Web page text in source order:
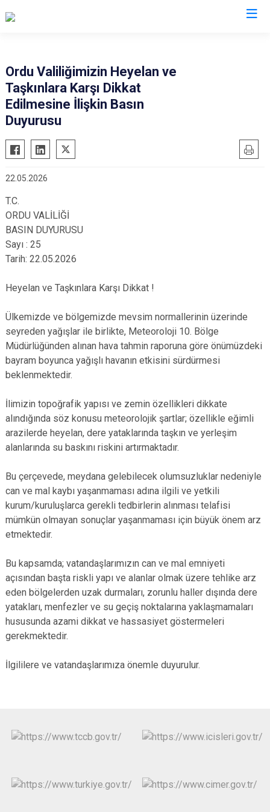
Akkuş
Aybastı
Çatalpınar
Gölköy
Gülyalı
Gürgentepe
İkizce
Kabadüz
Ordu Valiliğimizin Heyelan ve
Taşkınlara Karşı Dikkat
Edilmesine İlişkin Basın
Duyurusu
22.05.2026
T.C.
ORDU VALİLİĞİ
BASIN DUYURUSU
Sayı : 25
Tarih: 22.05.2026
Heyelan ve Taşkınlara Karşı Dikkat !
Ülkemizde ve bölgemizde mevsim normallerinin üzerinde
seyreden yağışlar ile birlikte, Meteoroloji 10. Bölge
Müdürlüğünden alınan hava tahmin raporuna göre önümüzdeki
bayram boyunca yağışlı havanın etkisini sürdürmesi
beklenmektedir.
İlimizin topoğrafik yapısı ve zemin özellikleri dikkate
alındığında söz konusu meteorolojik şartlar; özellikle eğimli
arazilerde heyelan, dere yataklarında taşkın ve yerleşim
alanlarında su baskını riskini artırmaktadır.
Bu çerçevede, meydana gelebilecek olumsuzluklar nedeniyle
can ve mal kaybı yaşanmaması adına ilgili ve yetkili
kurum/kuruluşlarca gerekli tedbirlerin alınması telafisi
mümkün olmayan sonuçlar yaşanmaması için büyük önem arz
etmektedir.
Bu kapsamda; vatandaşlarımızın can ve mal emniyeti
açısından başta riskli yapı ve alanlar olmak üzere tehlike arz
eden bölgelerden uzak durmaları, zorunlu haller dışında dere
yatakları, menfezler ve su geçiş noktalarına yaklaşmamaları
hususunda azami dikkat ve hassasiyet göstermeleri
gerekmektedir.
İlgililere ve vatandaşlarımıza önemle duyurulur.